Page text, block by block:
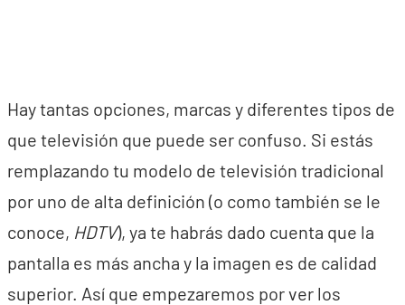
Hay tantas opciones, marcas y diferentes tipos de
que televisión que puede ser confuso. Si estás
remplazando tu modelo de televisión tradicional
por uno de alta definición (o como también se le
conoce, HDTV), ya te habrás dado cuenta que la
pantalla es más ancha y la imagen es de calidad
superior. Así que empezaremos por ver los